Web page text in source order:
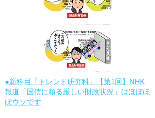
●新科目「トレンド研究科」【第1回】NHK
報道「国債に頼る厳しい財政状況」はほぼほ
ぼウソです